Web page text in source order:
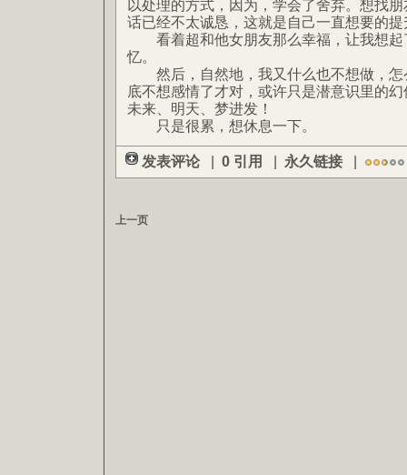
以处理的方式，因为，学会了舍弃。想找
话已经不太诚恳，这就是自己一直想要的
看着超和他女朋友那么幸福，让我想起
忆。
然后，自然地，我又什么也不想做，怎
底不想感情了才对，或许只是潜意识里的
未来、明天、梦进发！
只是很累，想休息一下。
发表评论 | 0 引用 | 永久链接 |
上一页